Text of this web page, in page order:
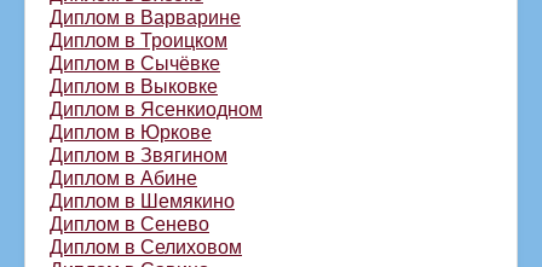
Диплом в Варварине
Диплом в Троицком
Диплом в Сычёвке
Диплом в Выковке
Диплом в Ясенкиодном
Диплом в Юркове
Диплом в Звягином
Диплом в Абине
Диплом в Шемякино
Диплом в Сенево
Диплом в Селиховом